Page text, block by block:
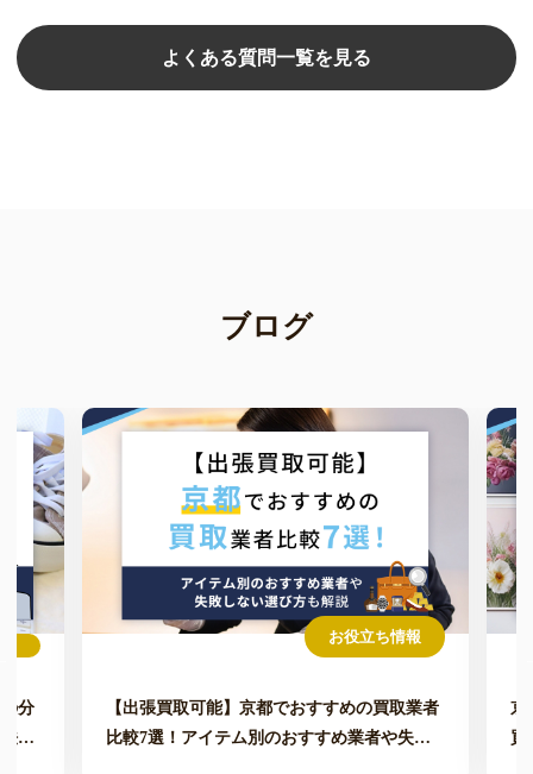
よくある質問一覧を見る
ブログ
分
も
お役立ち情報
【出張買取可能】京都でおすすめの買取業者
比較7選！アイテム別のおすすめ業者や失敗
京
買